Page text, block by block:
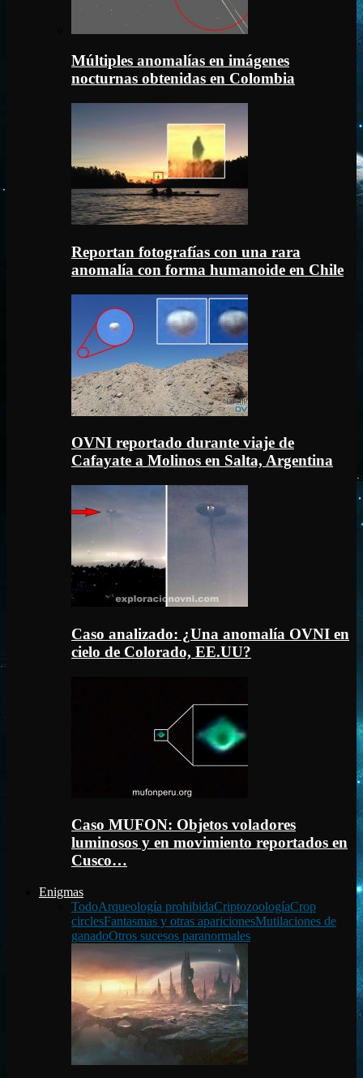
Múltiples anomalías en imágenes
nocturnas obtenidas en Colombia
Reportan fotografías con una rara
anomalía con forma humanoide en Chile
OVNI reportado durante viaje de
Cafayate a Molinos en Salta, Argentina
Caso analizado: ¿Una anomalía OVNI en
cielo de Colorado, EE.UU?
Caso MUFON: Objetos voladores
luminosos y en movimiento reportados en
Cusco…
Enigmas
TodoArqueología prohibidaCriptozoologíaCrop
circlesFantasmas y otras aparicionesMutilaciones de
ganadoOtros sucesos paranormales